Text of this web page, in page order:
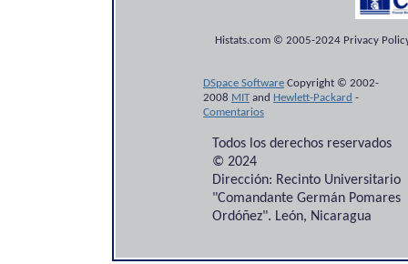
Histats.com © 2005-2024 Privacy
DSpace Software Copyright © 2002-
2008 MITand Hewlett-Packard -
Comentarios
Todos los derechos reservados
© 2024
Dirección: Recinto Universitario
"Comandante Germán Pomares
Ordóñez". León, Nicaragua